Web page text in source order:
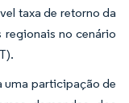
taxa de retorno da
regionais no cenário
uma participação de